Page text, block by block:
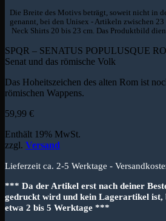
Die Breite des Motivs beträgt, soweit nicht in
genannt, bei den Unisex - Artikeln zwischen
Neck Shirts 20 bis 23 cm. Das Produktbild
SPQR – SENATUS POPULUSQUE
Senat und das römische Volk
Das Hoheitszeichen des alten Rom ist
römischen Wappens.
59,99 €
Enthält 19% MwSt.
zzgl. Versand
Lieferzeit ca. 2-5 Werktage -
*** Da der Artikel erst nach deiner
gedruckt wird und kein Lagerartikel
etwa 2 bis 5 Werktage ***